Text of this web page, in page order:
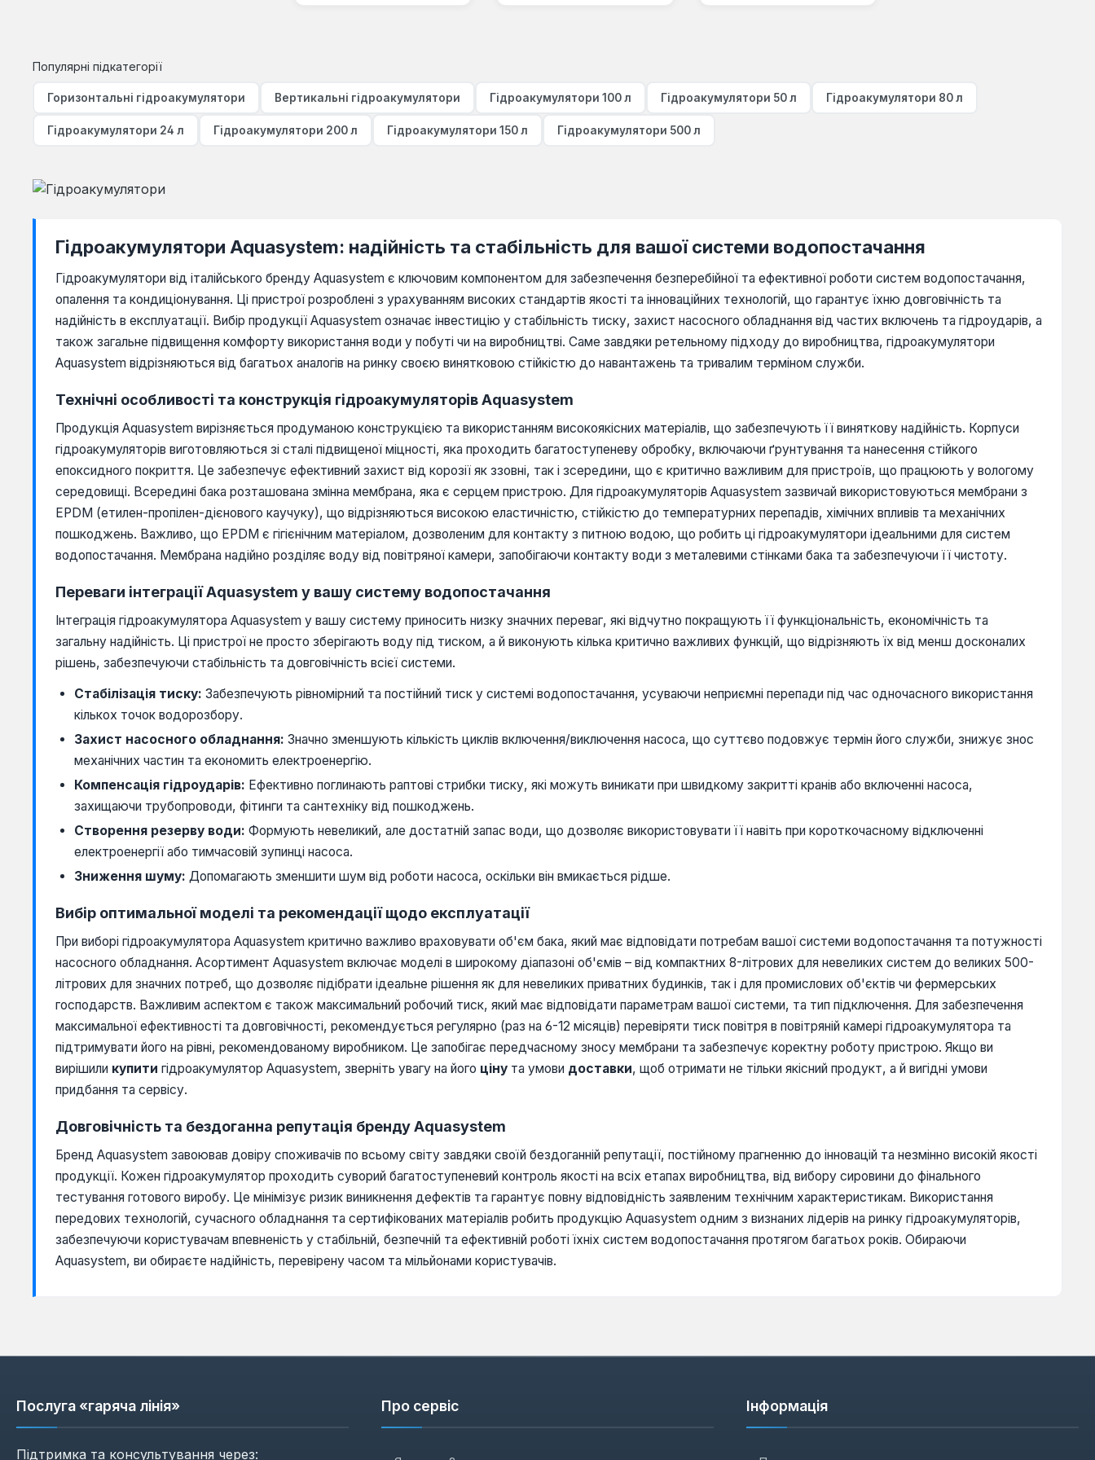
Популярні підкатегорії
Горизонтальні гідроакумулятори Вертикальні гідроакумулятори Гідроакумулятори 100 л Гідроакумулятори 50 л Гідроакумулятори 80 л
Гідроакумулятори 24 л Гідроакумулятори 200 л Гідроакумулятори 150 л Гідроакумулятори 500 л
Гідроакумулятори Aquasystem: надійність та стабільність для вашої системи водопостачання
Гідроакумулятори від італійського бренду Aquasystem є ключовим компонентом для забезпечення безперебійної та ефективної роботи систем водопостачання,
опалення та кондиціонування. Ці пристрої розроблені з урахуванням високих стандартів якості та інноваційних технологій, що гарантує їхню довговічність та
надійність в експлуатації. Вибір продукції Aquasystem означає інвестицію у стабільність тиску, захист насосного обладнання від частих включень та гідроударів, а
також загальне підвищення комфорту використання води у побуті чи на виробництві. Саме завдяки ретельному підходу до виробництва, гідроакумулятори
Aquasystem відрізняються від багатьох аналогів на ринку своєю винятковою стійкістю до навантажень та тривалим терміном служби.
Технічні особливості та конструкція гідроакумуляторів Aquasystem
Продукція Aquasystem вирізняється продуманою конструкцією та використанням високоякісних матеріалів, що забезпечують її виняткову надійність. Корпуси
гідроакумуляторів виготовляються зі сталі підвищеної міцності, яка проходить багатоступеневу обробку, включаючи ґрунтування та нанесення стійкого
епоксидного покриття. Це забезпечує ефективний захист від корозії як ззовні, так і зсередини, що є критично важливим для пристроїв, що працюють у вологому
середовищі. Всередині бака розташована змінна мембрана, яка є серцем пристрою. Для гідроакумуляторів Aquasystem зазвичай використовуються мембрани з
EPDM (етилен-пропілен-дієнового каучуку), що відрізняються високою еластичністю, стійкістю до температурних перепадів, хімічних впливів та механічних
пошкоджень. Важливо, що EPDM є гігієнічним матеріалом, дозволеним для контакту з питною водою, що робить ці гідроакумулятори ідеальними для систем
водопостачання. Мембрана надійно розділяє воду від повітряної камери, запобігаючи контакту води з металевими стінками бака та забезпечуючи її чистоту.
Переваги інтеграції Aquasystem у вашу систему водопостачання
Інтеграція гідроакумулятора Aquasystem у вашу систему приносить низку значних переваг, які відчутно покращують її функціональність, економічність та
загальну надійність. Ці пристрої не просто зберігають воду під тиском, а й виконують кілька критично важливих функцій, що відрізняють їх від менш досконалих
рішень, забезпечуючи стабільність та довговічність всієї системи.
Стабілізація тиску: Забезпечують рівномірний та постійний тиск у системі водопостачання, усуваючи неприємні перепади під час одночасного використання
кількох точок водорозбору.
Захист насосного обладнання: Значно зменшують кількість циклів включення/виключення насоса, що суттєво подовжує термін його служби, знижує знос
механічних частин та економить електроенергію.
Компенсація гідроударів: Ефективно поглинають раптові стрибки тиску, які можуть виникати при швидкому закритті кранів або включенні насоса,
захищаючи трубопроводи, фітинги та сантехніку від пошкоджень.
Створення резерву води: Формують невеликий, але достатній запас води, що дозволяє використовувати її навіть при короткочасному відключенні
електроенергії або тимчасовій зупинці насоса.
Зниження шуму: Допомагають зменшити шум від роботи насоса, оскільки він вмикається рідше.
Вибір оптимальної моделі та рекомендації щодо експлуатації
При виборі гідроакумулятора Aquasystem критично важливо враховувати об'єм бака, який має відповідати потребам вашої системи водопостачання та потужності
насосного обладнання. Асортимент Aquasystem включає моделі в широкому діапазоні об'ємів – від компактних 8-літрових для невеликих систем до великих 500-
літрових для значних потреб, що дозволяє підібрати ідеальне рішення як для невеликих приватних будинків, так і для промислових об'єктів чи фермерських
господарств. Важливим аспектом є також максимальний робочий тиск, який має відповідати параметрам вашої системи, та тип підключення. Для забезпечення
максимальної ефективності та довговічності, рекомендується регулярно (раз на 6-12 місяців) перевіряти тиск повітря в повітряній камері гідроакумулятора та
підтримувати його на рівні, рекомендованому виробником. Це запобігає передчасному зносу мембрани та забезпечує коректну роботу пристрою. Якщо ви
вирішили купити гідроакумулятор Aquasystem, зверніть увагу на його ціну та умови доставки, щоб отримати не тільки якісний продукт, а й вигідні умови
придбання та сервісу.
Довговічність та бездоганна репутація бренду Aquasystem
Бренд Aquasystem завоював довіру споживачів по всьому світу завдяки своїй бездоганній репутації, постійному прагненню до інновацій та незмінно високій якості
продукції. Кожен гідроакумулятор проходить суворий багатоступеневий контроль якості на всіх етапах виробництва, від вибору сировини до фінального
тестування готового виробу. Це мінімізує ризик виникнення дефектів та гарантує повну відповідність заявленим технічним характеристикам. Використання
передових технологій, сучасного обладнання та сертифікованих матеріалів робить продукцію Aquasystem одним з визнаних лідерів на ринку гідроакумуляторів,
забезпечуючи користувачам впевненість у стабільній, безпечній та ефективній роботі їхніх систем водопостачання протягом багатьох років. Обираючи
Aquasystem, ви обираєте надійність, перевірену часом та мільйонами користувачів.
Послуга «гаряча лінія»
Підтримка та консультування через:
Про сервіс Інформація